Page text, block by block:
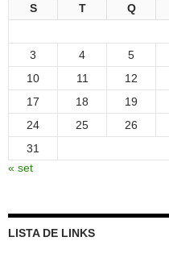
S T Q
3
4 5
10
11 12
17
18 19
24
25 26
31
« set
LISTA DE LINKS